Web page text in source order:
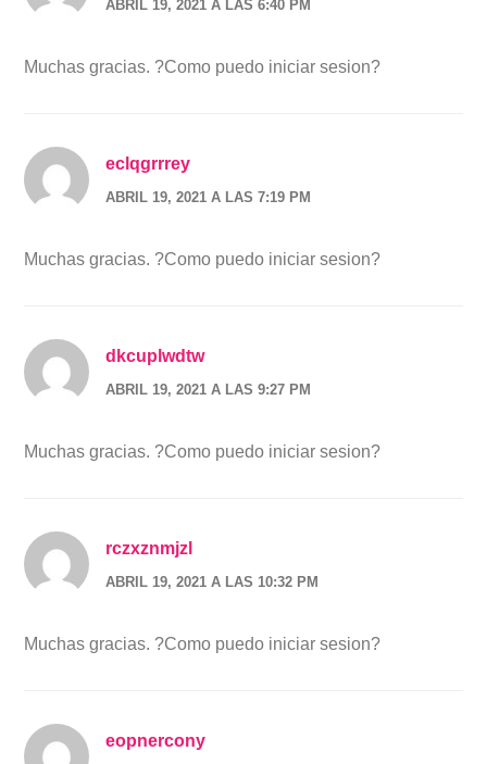
ABRIL 19, 2021 A LAS 6:40 PM
Muchas gracias. ?Como puedo iniciar sesion?
eclqgrrrey
ABRIL 19, 2021 A LAS 7:19 PM
Muchas gracias. ?Como puedo iniciar sesion?
dkcuplwdtw
ABRIL 19, 2021 A LAS 9:27 PM
Muchas gracias. ?Como puedo iniciar sesion?
rczxznmjzl
ABRIL 19, 2021 A LAS 10:32 PM
Muchas gracias. ?Como puedo iniciar sesion?
eopnercony